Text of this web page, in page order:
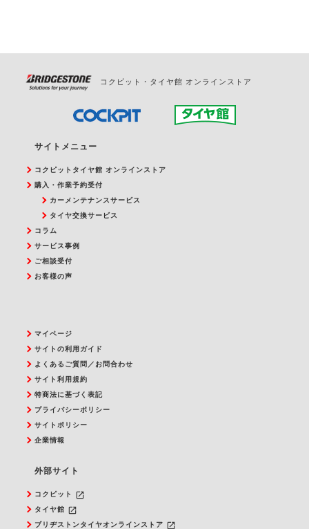
コクピット・タイヤ館 オンラインストア
サイトメニュー
コクピットタイヤ館 オンラインストア
購入・作業予約受付
カーメンテナンスサービス
タイヤ交換サービス
コラム
サービス事例
ご相談受付
お客様の声
マイページ
サイトの利用ガイド
よくあるご質問／お問合わせ
サイト利用規約
特商法に基づく表記
プライバシーポリシー
サイトポリシー
企業情報
外部サイト
コクピット launch
タイヤ館 launch
ブリヂストンタイヤオンラインストア launch